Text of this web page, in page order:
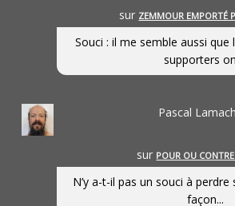
sur ZEMMOUR EMPORTÉ
Souci : il me semble aussi
supporters
Pascal
sur POUR OU
N’y a-t-il pas un souci à
façon...